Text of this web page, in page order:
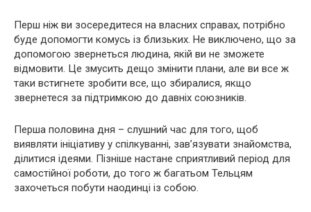
Перш ніж ви зосередитеся на власних справах, потрібно
буде допомогти комусь із близьких. Не виключено, що за
допомогою звернеться людина, якій ви не зможете
відмовити. Це змусить дещо змінити плани, але ви все ж
таки встигнете зробити все, що збиралися, якщо
звернетеся за підтримкою до давніх союзників.
Перша половина дня – слушний час для того, щоб
виявляти ініціативу у спілкуванні, зав’язувати знайомства,
ділитися ідеями. Пізніше настане сприятливий період для
самостійної роботи, до того ж багатьом Тельцям
захочеться побути наодинці із собою.